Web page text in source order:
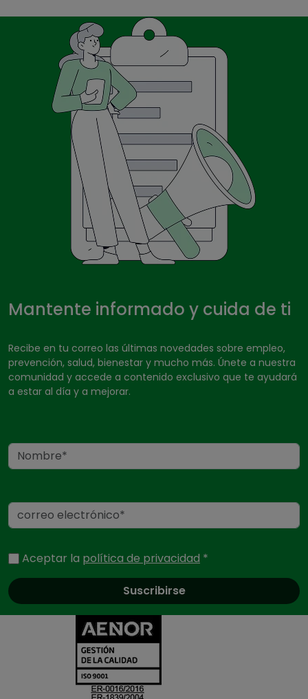
Mantente informado y cuida de ti
Recibe en tu correo las últimas novedades sobre empleo,
prevención, salud, bienestar y mucho más. Únete a nuestra
comunidad y accede a contenido exclusivo que te ayudará
a estar al día y a mejorar.
Nombre
Correo electrónico
Aceptar la política de privacidad *